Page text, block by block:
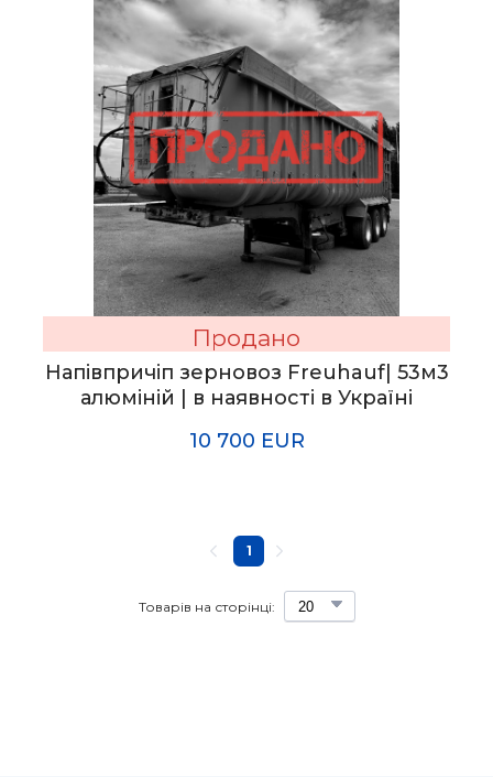
Продано
Напівпричіп зерновоз Freuhauf| 53м3
алюміній | в наявності в Україні
10 700 EUR
Товарів на сторінці:
1